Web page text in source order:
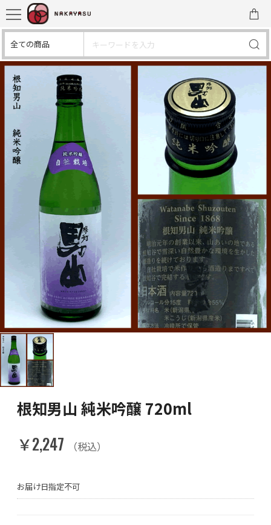
根知男山 純米吟醸 720ml
￥2,247 （税込）
お届け日指定不可